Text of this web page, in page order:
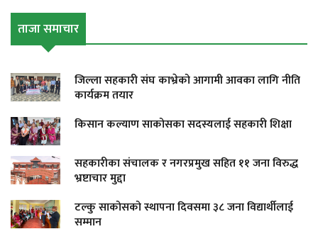
ताजा समाचार
जिल्ला सहकारी संघ काभ्रेको आगामी आवका लागि नीति
कार्यक्रम तयार
किसान कल्याण साकोसका सदस्यलाई सहकारी शिक्षा
सहकारीका संचालक र नगरप्रमुख सहित ११ जना विरुद्ध
भ्रष्टाचार मुद्दा
टल्कु साकोसको स्थापना दिवसमा ३८ जना विद्यार्थीलाई
सम्मान